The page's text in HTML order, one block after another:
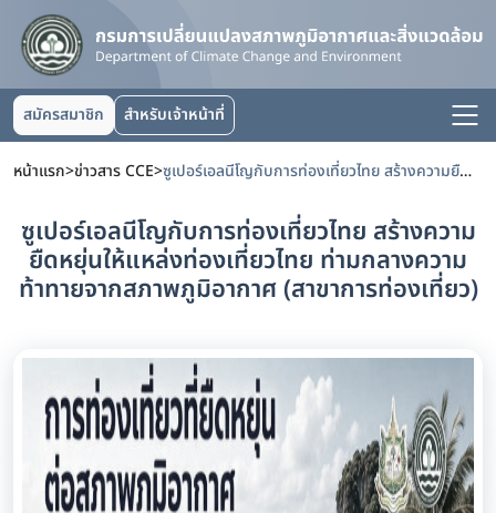
สมัครสมาชิก สำหรับเจ้าหน้าที่
หน้าแรก>ข่าวสาร CCE> ซูเปอร์เอลนีโญกับการท่องเที่ยวไทย สร้างความยืดหยุ่นให้แหล่งท่องเที่ยวไทย ท่ามกลางความท้าทายจากสภาพภูมิอากาศ (สาขาการท่องเที่ยว)
ซูเปอร์เอลนีโญกับการท่องเที่ยวไทย สร้างความ
ยืดหยุ่นให้แหล่งท่องเที่ยวไทย ท่ามกลางความ
ท้าทายจากสภาพภูมิอากาศ (สาขาการท่องเที่ยว)